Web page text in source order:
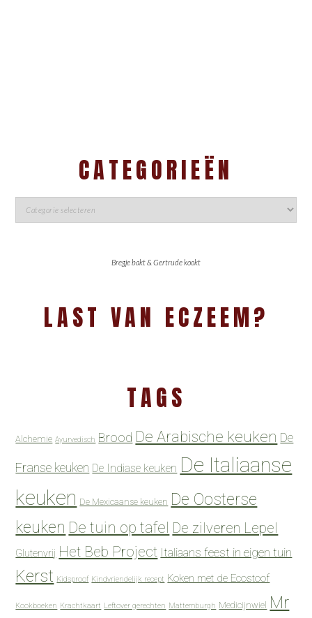
CATEGORIEËN
Bregje bakt & Gertrude kookt
LAST VAN ECZEEM?
TAGS
Alchemie Ayurvedisch Brood De Arabische keuken De
Franse keuken De Indiase keuken De Italiaanse
keuken De Mexicaanse keuken De Oosterse
keuken De tuin op tafel De zilveren Lepel
Glutenvrij Het Beb Project Italiaans feest in eigen tuin
Kerst Kidsproof Kindvriendelijk recept Koken met de Ecostoof
Kookboeken Krachtkaart Leftover gerechten Mattemburgh Medicijnwiel Mr